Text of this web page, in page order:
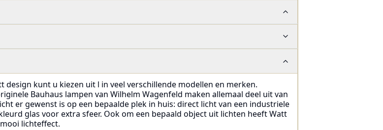
design kunt u kiezen uit l in veel verschillende modellen en merken.
Bauhaus lampen van Wilhelm Wagenfeld maken allemaal deel uit van
er gewenst is op een bepaalde plek in huis: direct licht van een industriele
glas voor extra sfeer. Ook om een bepaald object uit lichten heeft Watt
lichteffect.